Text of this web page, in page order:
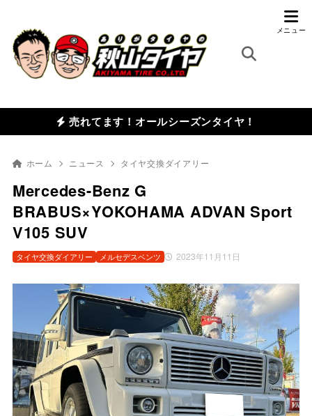
売れてます！オールシーズンタイヤ！
ホーム ニュース タイヤ交換ダイアリー
Mercedes-Benz G
BRABUS×YOKOHAMA ADVAN Sport
V105 SUV
2023年11月11日
タイヤ交換ダイアリー メルセデスベンツ